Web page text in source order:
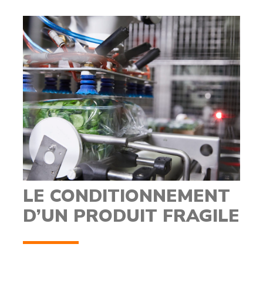
LE CONDITIONNEMENT
D’UN PRODUIT FRAGILE